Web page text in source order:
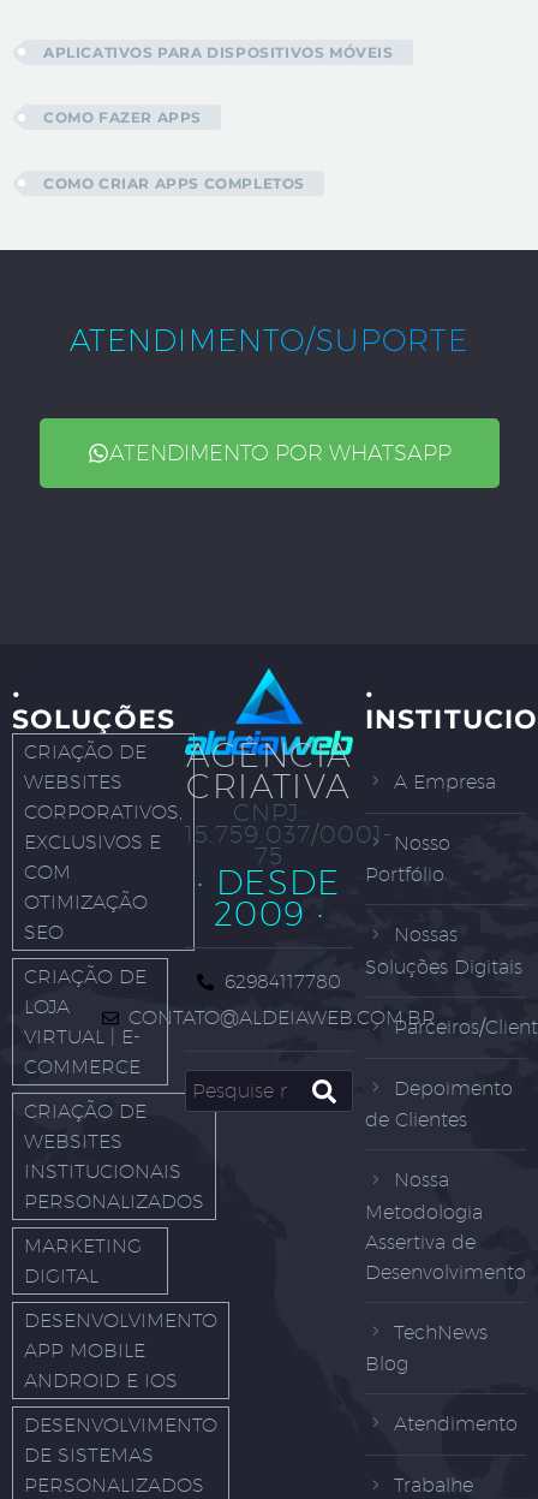
APLICATIVOS PARA DISPOSITIVOS MÓVEIS
COMO FAZER APPS
COMO CRIAR APPS COMPLETOS
ATENDIMENTO/SUPORTE
ATENDIMENTO POR WHATSAPP
·
SOLUÇÕES
CRIAÇÃO DE
WEBSITES
CORPORATIVOS,
EXCLUSIVOS E
COM
OTIMIZAÇÃO
SEO
CRIAÇÃO DE
LOJA
VIRTUAL | E-
COMMERCE
CRIAÇÃO DE
WEBSITES
INSTITUCIONAIS
PERSONALIZADOS
MARKETING
DIGITAL
DESENVOLVIMENTO
APP MOBILE
ANDROID E IOS
DESENVOLVIMENTO
DE SISTEMAS
PERSONALIZADOS
AGÊNCIA
CRIATIVA
CNPJ:
15.759.037/0001-
75
· DESDE
2009 ·
62984117780
CONTATO@ALDEIAWEB.COM.BR
·
A Empresa
Nosso
Portfólio
Nossas
Soluções Digitais
Parceiros/
Depoimento
de Clientes
Nossa
Metodologia
Assertiva de
Desenvolvimento
TechNews
Blog
Atendimento
Trabalhe